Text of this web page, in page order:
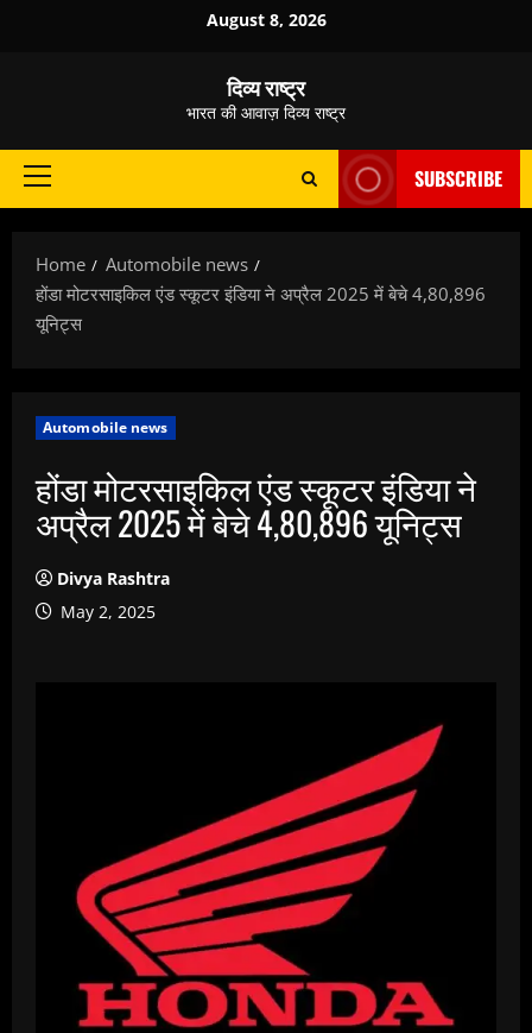
August 8, 2026
दिव्य राष्ट्र
भारत की आवाज़ दिव्य राष्ट्र
Primary
SUBSCRIBE
Home
Automobile news
होंडा मोटरसाइकिल एंड स्कूटर इंडिया ने अप्रैल 2025 में बेचे 4,80,896
यूनिट्स
Automobile news
होंडा मोटरसाइकिल एंड स्कूटर इंडिया ने
अप्रैल 2025 में बेचे 4,80,896 यूनिट्स
Divya Rashtra
May 2, 2025